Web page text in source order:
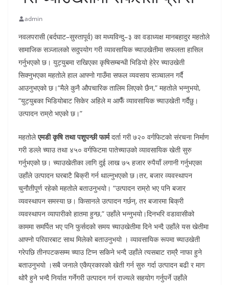
admin
नवलपरासी (बर्दघाट–सुस्तापूर्व) का मध्यविन्दु–३ का वडाध्यक्ष मानबहादुर महतोले
सामाजिक सञ्जालको सदुपयोग गरी व्यावसायिक च्याउखेतीमा सफलता हासिल
गर्नुभएको छ। युट्युबमा राखिएका कृषिसम्बन्धी भिडियो हेरेर च्याउखेती
सिक्नुभएका महतोले हाल आफ्नो गाउँमा सफल व्यवसाय सञ्चालन गर्दै
आउनुभएको छ।“मैले कुनै औपचारिक तालिम लिएको छैन,” महतोले भन्नुभयो,
“युट्युबका भिडियोबाट सिकेर अहिले म आफैँ व्यावसायिक च्याउखेती गर्दैछु।
उत्पादन राम्रो भएको छ।”
महतोलेएमडी कृषि तथा पशुपन्छी फार्मदर्ता गरी ७२० वर्गफिटको संरचना निर्माण
गरी डल्ले च्याउ तथा ४५० वर्गफिटमा पातेच्याउको व्यावसायिक खेती सुरु
गर्नुभएको छ। च्याउखेतीका लागि दुई लाख ७५ हजार रुपैयाँ लगानी गर्नुभएका
उहाँले उत्पादन घरबाटै बिक्री गर्न थाल्नुभएको छ।तर, बजार व्यवस्थापन
चुनौतीपूर्ण रहेको महतोले बताउनुभयो। “उत्पादन राम्रो भए पनि बजार
व्यवस्थापन समस्या छ। किसानले उत्पादन गर्छन्, तर बजारमा बिक्री
व्यवस्थापन व्यापारीको हातमा हुन्छ,” उहाँले भन्नुभयो।दिनभरि वडावासीको
काममा समर्पित भए पनि फुर्सदको समय च्याउखेतीमा दिने भन्दै उहाँले यस खेतीमा
आफ्नो परिवारबाट साथ मिलेको बताउनुभयो । व्यावसायिक रूपमा च्याउखेती
गरेपछि तीनपटकसम्म च्याउ टिप्न सकिने भन्दै उहाँले त्यसबाट राम्रै नाफा हुने
बताउनुभयो ।सबै जनाले एकैप्रकारको खेती गर्न सुरु गर्दा उत्पादन बढी र माग
थोरै हुने भन्दै निर्यात गर्नेगरी उत्पादन गर्न राज्यले सहयोग गर्नुपर्ने उहाँले